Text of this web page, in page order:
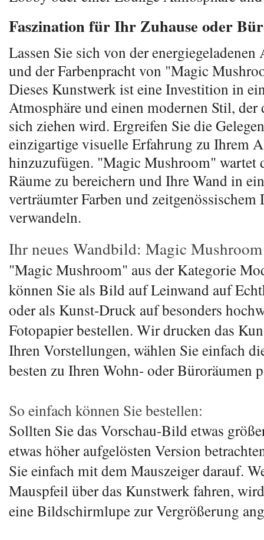
Faszination für Ihr Zuhause oder
Lassen Sie sich von der energiegeladenen
und der Farbenpracht von "Magic
Dieses Kunstwerk ist eine Investition in
Atmosphäre und einen modernen Stil,
sich ziehen wird. Ergreifen Sie die
einzigartige visuelle Erfahrung zu Ihrem
hinzuzufügen. "Magic Mushroom" wartet
Räume zu bereichern und Ihre Wand in
verträumter Farben und zeitgenössischem
verwandeln.
Ihr neues Wandbild: Magic Mushroom
"Magic Mushroom" aus der Kategorie
können Sie als Bild auf Leinwand auf
oder als Kunst-Druck auf besonders
Fotopapier bestellen. Wir drucken das
Ihren Vorstellungen, wählen Sie einfach
besten zu Ihren Wohn- oder Büroräumen
So einfach können Sie bestellen:
Sollten Sie das Vorschau-Bild etwas
etwas höher aufgelösten Version
Sie einfach mit dem Mauszeiger darauf.
Mauspfeil über das Kunstwerk fahren,
eine Bildschirmlupe zur Vergrößerung